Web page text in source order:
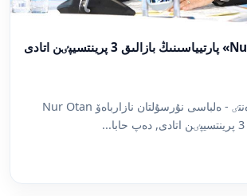
قر تۇڭعىش پرەزيدەنتٸ - ەلباسى نۇرسۇلتان نازارباەۆ Nur Otan